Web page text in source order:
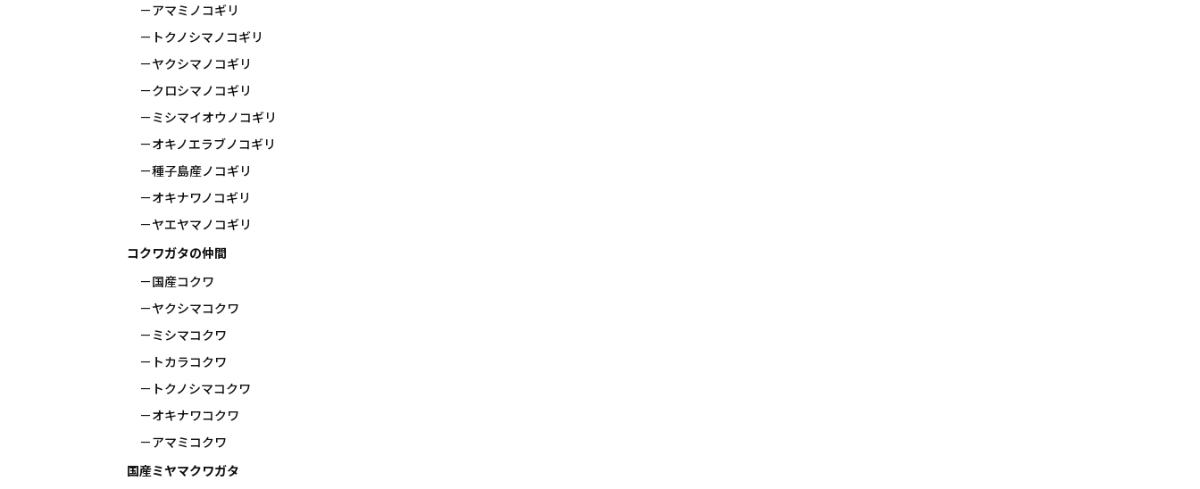
アマミノコギリ
トクノシマノコギリ
ヤクシマノコギリ
クロシマノコギリ
ミシマイオウノコギリ
オキノエラブノコギリ
種子島産ノコギリ
オキナワノコギリ
ヤエヤマノコギリ
コクワガタの仲間
国産コクワ
ヤクシマコクワ
ミシマコクワ
トカラコクワ
トクノシマコクワ
オキナワコクワ
アマミコクワ
国産ミヤマクワガタ